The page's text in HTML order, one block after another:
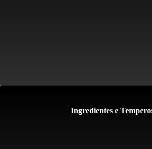
Ingredientes e